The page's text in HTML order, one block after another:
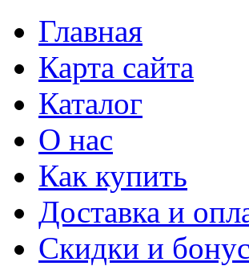
Главная
Карта сайта
Каталог
О нас
Как купить
Доставка и
Скидки и